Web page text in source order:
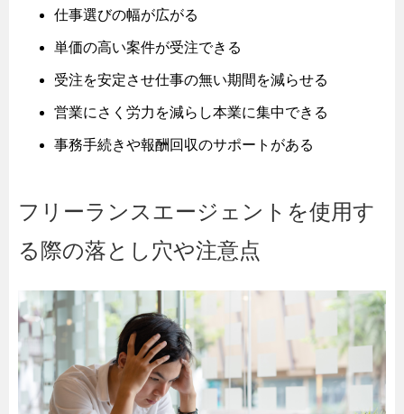
仕事選びの幅が広がる
単価の高い案件が受注できる
受注を安定させ仕事の無い期間を減らせる
営業にさく労力を減らし本業に集中できる
事務手続きや報酬回収のサポートがある
フリーランスエージェントを使用す
る際の落とし穴や注意点